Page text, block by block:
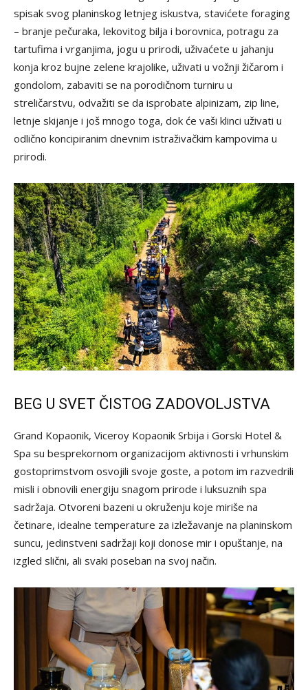
spisak svog planinskog letnjeg iskustva, stavićete foraging
– branje pečuraka, lekovitog bilja i borovnica, potragu za
tartufima i vrganjima, jogu u prirodi, uživaćete u jahanju
konja kroz bujne zelene krajolike, uživati u vožnji žičarom i
gondolom, zabaviti se na porodičnom turniru u
streličarstvu, odvažiti se da isprobate alpinizam, zip line,
letnje skijanje i još mnogo toga, dok će vaši klinci uživati u
odlično koncipiranim dnevnim istraživačkim kampovima u
prirodi.
BEG U SVET ČISTOG ZADOVOLJSTVA
Grand Kopaonik, Viceroy Kopaonik Srbija i Gorski Hotel &
Spa su besprekornom organizacijom aktivnosti i vrhunskim
gostoprimstvom osvojili svoje goste, a potom im razvedrili
misli i obnovili energiju snagom prirode i luksuznih spa
sadržaja. Otvoreni bazeni u okruženju koje miriše na
četinare, idealne temperature za izležavanje na planinskom
suncu, jedinstveni sadržaji koji donose mir i opuštanje, na
izgled slični, ali svaki poseban na svoj način.